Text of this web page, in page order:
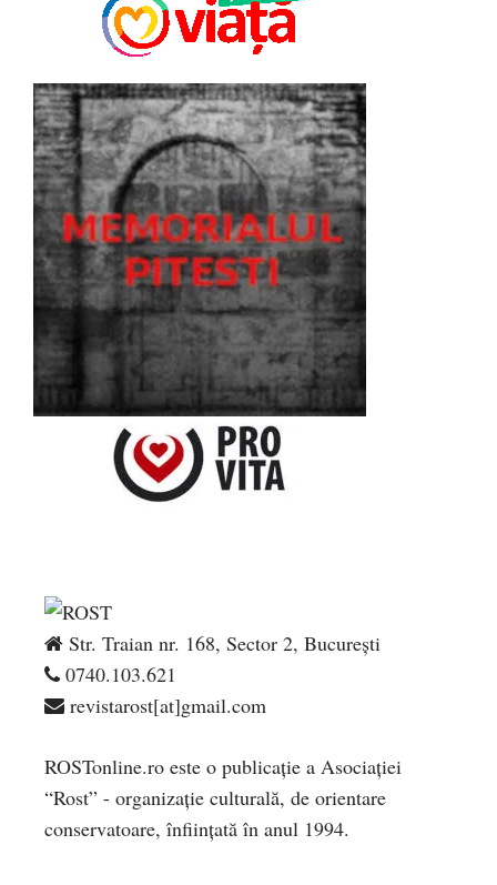
Str. Traian nr. 168, Sector 2, București
0740.103.621
revistarost[at]gmail.com
ROSTonline.ro este o publicaţie a Asociaţiei
“Rost” - organizaţie culturală, de orientare
conservatoare, înfiinţată în anul 1994.